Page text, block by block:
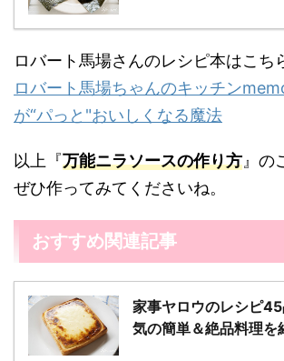
ロバート馬場さんのレシピ本はこち
ロバート馬場ちゃんのキッチン
が“パっと"おいしくなる魔法
以上『万能ニラソースの作り方 』の
ぜひ作ってみてくださいね。
おすすめ関連記事
家事ヤロウのレシピ
気の簡単＆絶品料理を